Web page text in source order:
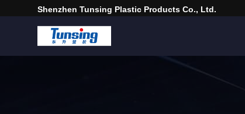
Shenzhen Tunsing Plastic Products Co., Ltd.